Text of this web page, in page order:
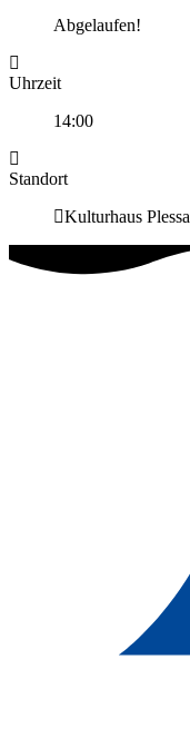
Abgelaufen!
Uhrzeit
14:00
Standort
Kulturhaus Plessa